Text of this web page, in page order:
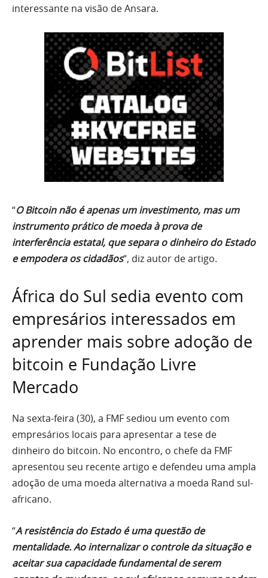
interessante na visão de Ansara.
“O Bitcoin não é apenas um investimento, mas um
instrumento prático de moeda à prova de
interferência estatal, que separa o dinheiro do Estado
e empodera os cidadãos“, diz autor de artigo.
África do Sul sedia evento com
empresários interessados em
aprender mais sobre adoção de
bitcoin e Fundação Livre
Mercado
Na sexta-feira (30), a FMF sediou um evento com
empresários locais para apresentar a tese de
dinheiro do bitcoin. No encontro, o chefe da FMF
apresentou seu recente artigo e defendeu uma ampla
adoção de uma moeda alternativa a moeda Rand sul-
africano.
“A resistência do Estado é uma questão de
mentalidade. Ao internalizar o controle da situação e
aceitar sua capacidade fundamental de serem